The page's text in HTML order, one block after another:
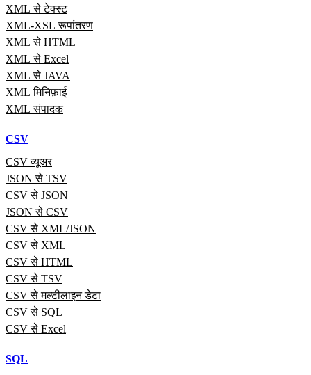
XML से टेक्स्ट
XML-XSL रूपांतरण
XML से HTML
XML से Excel
XML से JAVA
XML मिनिफ़ाई
XML संपादक
CSV
CSV व्यूअर
JSON से TSV
CSV से JSON
JSON से CSV
CSV से XML/JSON
CSV से XML
CSV से HTML
CSV से TSV
CSV से मल्टीलाइन डेटा
CSV से SQL
CSV से Excel
SQL